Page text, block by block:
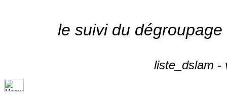
le suivi du
liste_dslam -